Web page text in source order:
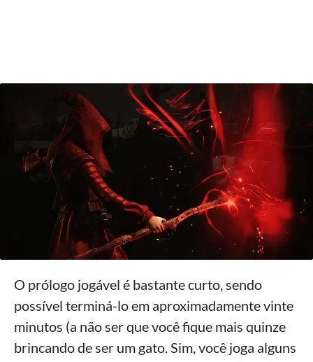
O prólogo jogável é bastante curto, sendo
possível terminá-lo em aproximadamente vinte
minutos (a não ser que você fique mais quinze
brincando de ser um gato. Sim, você joga alguns